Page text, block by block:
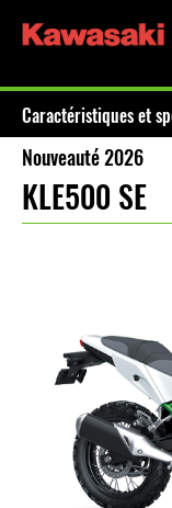
Caractéristiques et
Nouveauté 2026
KLE500 SE